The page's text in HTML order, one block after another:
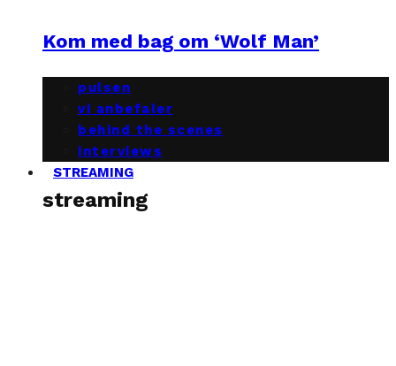
Kom med bag om ‘Wolf Man’
pulsen
vi anbefaler
behind the scenes
interviews
STREAMING
streaming